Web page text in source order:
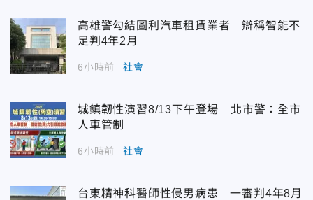
高雄警勾結圖利汽車租賃業者 辯稱智能不
足判4年2月
6小時前 社會
城鎮韌性演習8/13下午登場 北市警：全市
人車管制
6小時前 社會
台東精神科醫師性侵男病患 一審判4年8月